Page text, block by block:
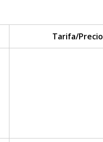
Tarifa/Precio